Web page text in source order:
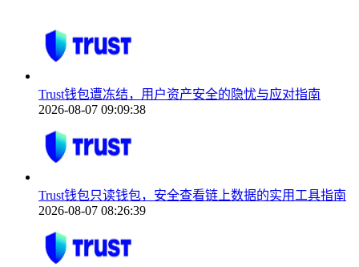
Trust钱包遭冻结，用户资产安全的隐忧与应对指南
2026-08-07 09:09:38
Trust钱包只读钱包，安全查看链上数据的实用工具指南
2026-08-07 08:26:39